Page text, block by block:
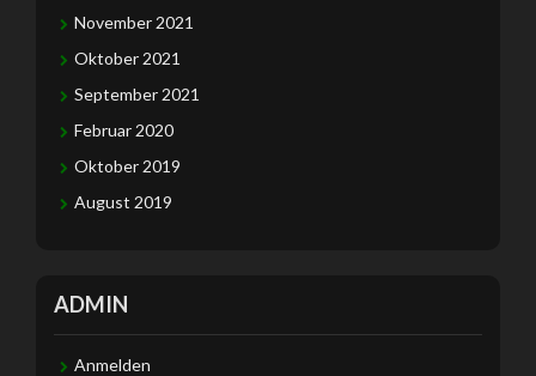
November 2021
Oktober 2021
September 2021
Februar 2020
Oktober 2019
August 2019
ADMIN
Anmelden